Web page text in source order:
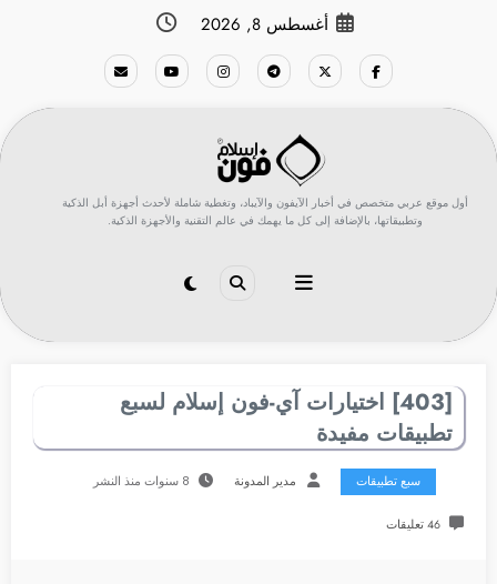
أغسطس 8, 2026
أول موقع عربي متخصص في أخبار الآيفون والآيباد، وتغطية شاملة لأحدث أجهزة أبل الذكية
وتطبيقاتها، بالإضافة إلى كل ما يهمك في عالم التقنية والأجهزة الذكية.
[403] اختيارات آي-فون إسلام لسبع
تطبيقات مفيدة
سبع تطبيقات مدير المدونة 8 سنوات منذ النشر
46 تعليقات